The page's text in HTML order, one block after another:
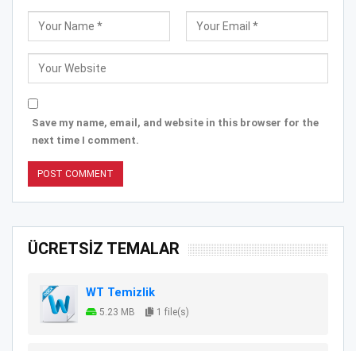
Save my name, email, and website in this browser for the
next time I comment.
ÜCRETSİZ TEMALAR
WT Temizlik
5.23 MB 1 file(s)